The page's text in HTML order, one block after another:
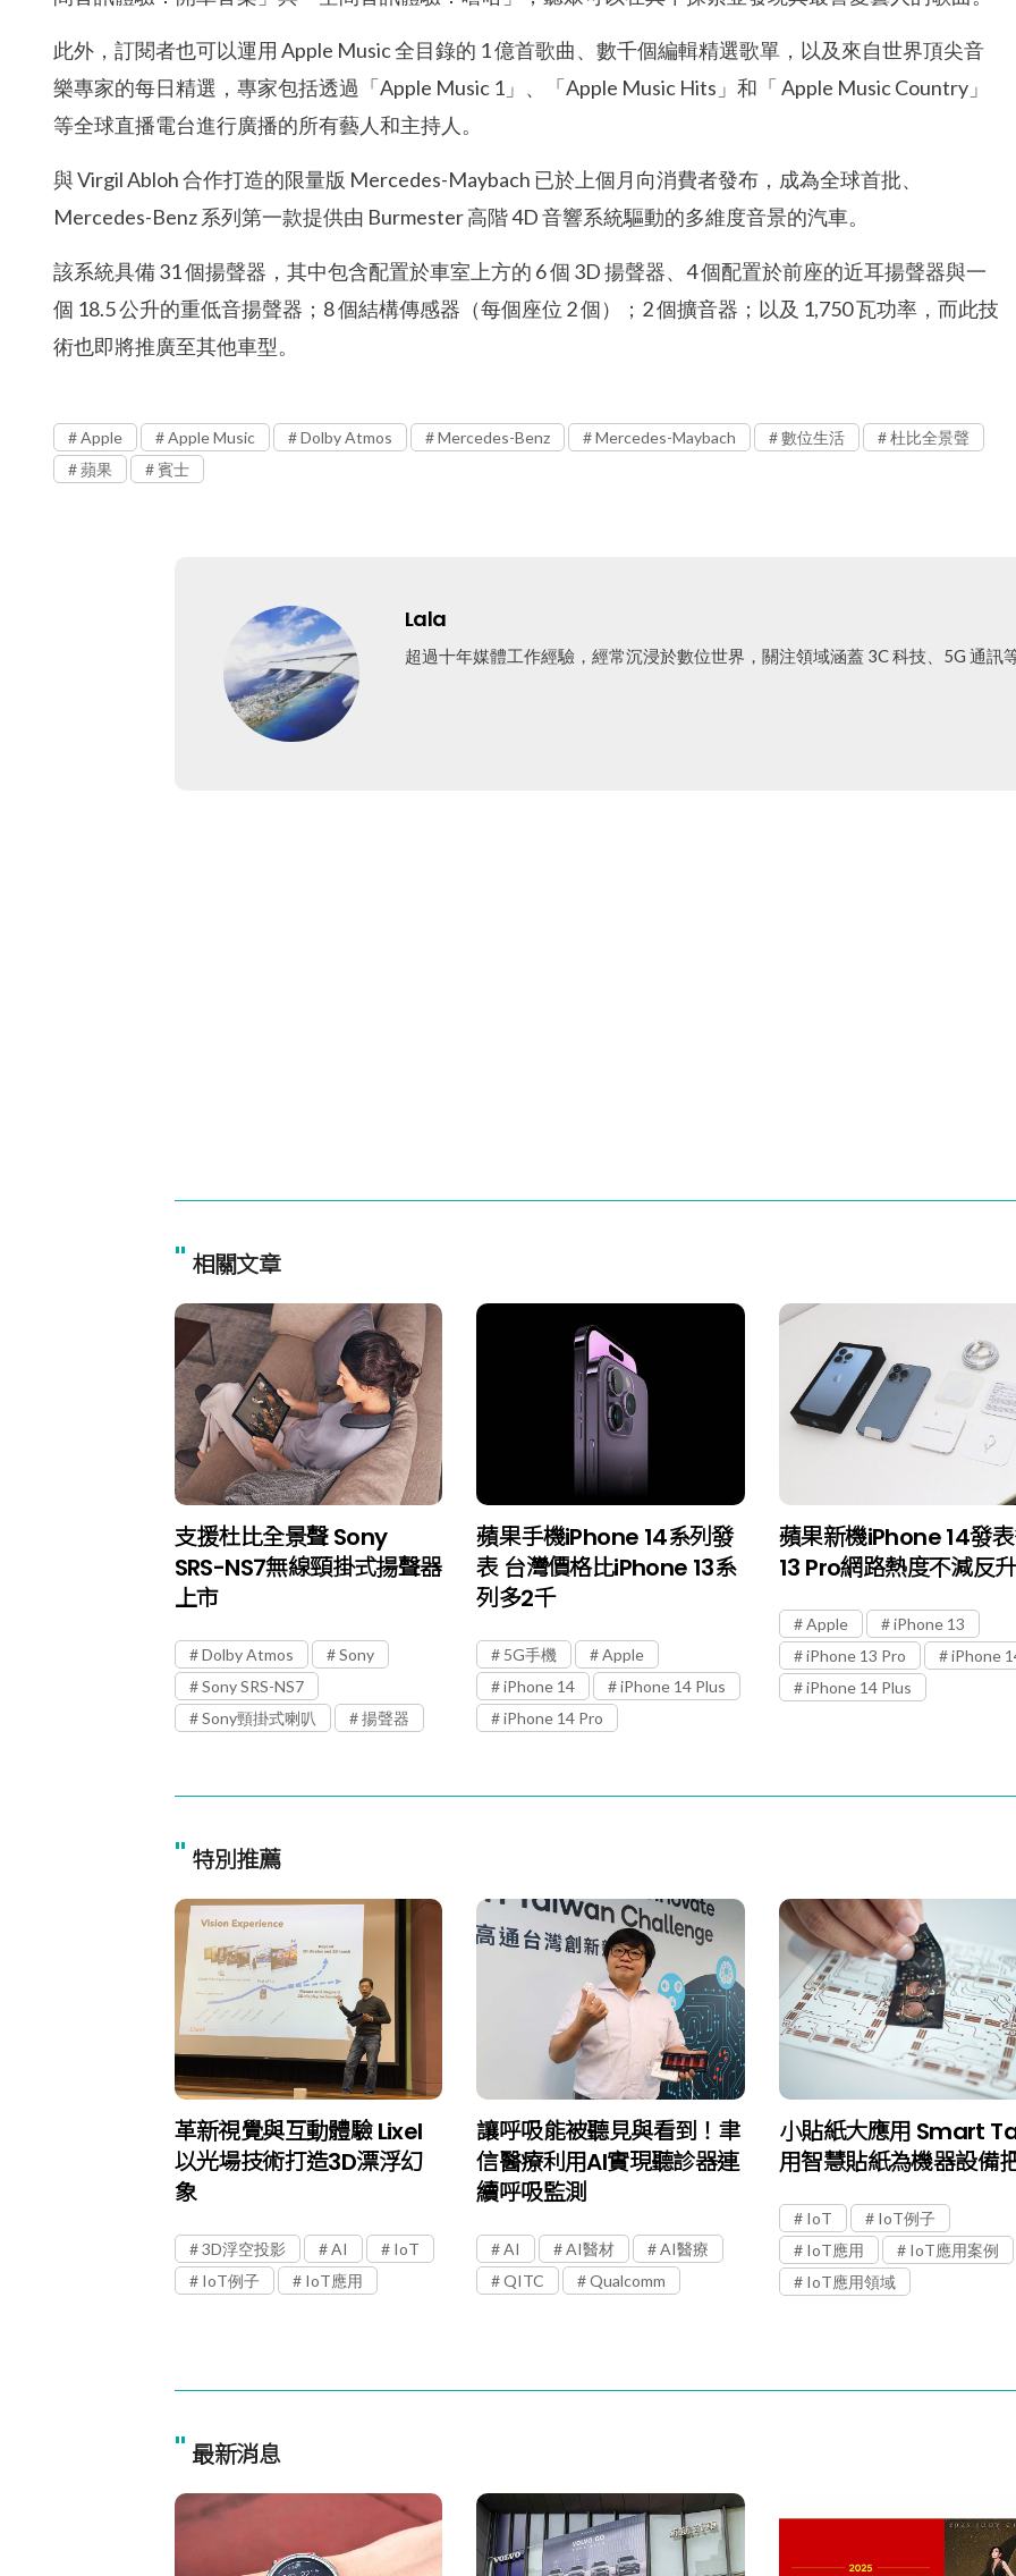
此外，訂閱者也可以運用 Apple Music 全目錄的 1 億首歌曲、數千個編輯精選歌單，以及來自世界頂尖音
樂專家的每日精選，專家包括透過「Apple Music 1」、「Apple Music Hits」和「 Apple Music Country」
等全球直播電台進行廣播的所有藝人和主持人。
與 Virgil Abloh 合作打造的限量版 Mercedes-Maybach 已於上個月向消費者發布，成為全球首批、
Mercedes-Benz 系列第一款提供由 Burmester 高階 4D 音響系統驅動的多維度音景的汽車。
該系統具備 31 個揚聲器，其中包含配置於車室上方的 6 個 3D 揚聲器、4 個配置於前座的近耳揚聲器與一
個 18.5 公升的重低音揚聲器；8 個結構傳感器（每個座位 2 個）；2 個擴音器；以及 1,750 瓦功率，而此技
術也即將推廣至其他車型。
Apple Apple Music Dolby Atmos Mercedes-Benz Mercedes-Maybach 數位生活
杜比全景聲
蘋果
賓士
Lala
超過十年媒體工作經驗，經常沉浸於數位世界，關注領域涵蓋 3C 科技、5G 通訊
" 相關文章
支援杜比全景聲 Sony
SRS-NS7無線頸掛式揚聲器
上市
Dolby Atmos
Sony
Sony SRS-NS7
Sony頸掛式喇叭
揚聲器
蘋果手機iPhone 14系列發
表 台灣價格比iPhone 13系
列多2千
5G手機
Apple
iPhone 14
iPhone 14 Plus
iPhone 14 Pro
蘋果新機iPhone 14發
13 Pro網路熱度不減反升
Apple
iPhone 13
iPhone 13 Pro
iPhone
iPhone 14 Plus
" 特別推薦
革新視覺與互動體驗 Lixel
以光場技術打造3D漂浮幻
象
3D浮空投影 AI
IoT
IoT例子
IoT應用
讓呼吸能被聽見與看到！聿
信醫療利用AI實現聽診器連
續呼吸監測
AI AI醫材
AI醫療
QITC
Qualcomm
小貼紙大應用 Smart
用智慧貼紙為機器設備
IoT
IoT例子
IoT應用
IoT應用案例
IoT應用領域
"最新消息